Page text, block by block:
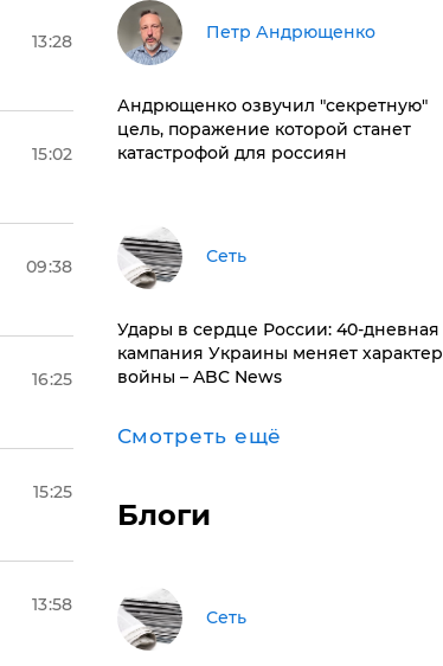
13:28
15:02
09:38
16:25
15:25
13:58
Петр Андрющенко
Андрющенко озвучил "секретную"
цель, поражение которой станет
катастрофой для россиян
Сеть
Удары в сердце России: 40-дневная
кампания Украины меняет характер
войны – ABC News
Смотреть ещё
Блоги
Сеть